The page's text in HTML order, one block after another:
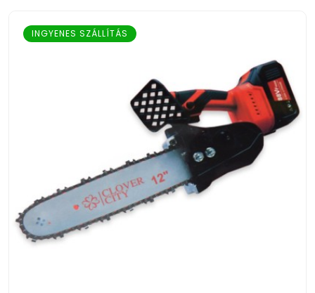
INGYENES SZÁLLÍTÁS